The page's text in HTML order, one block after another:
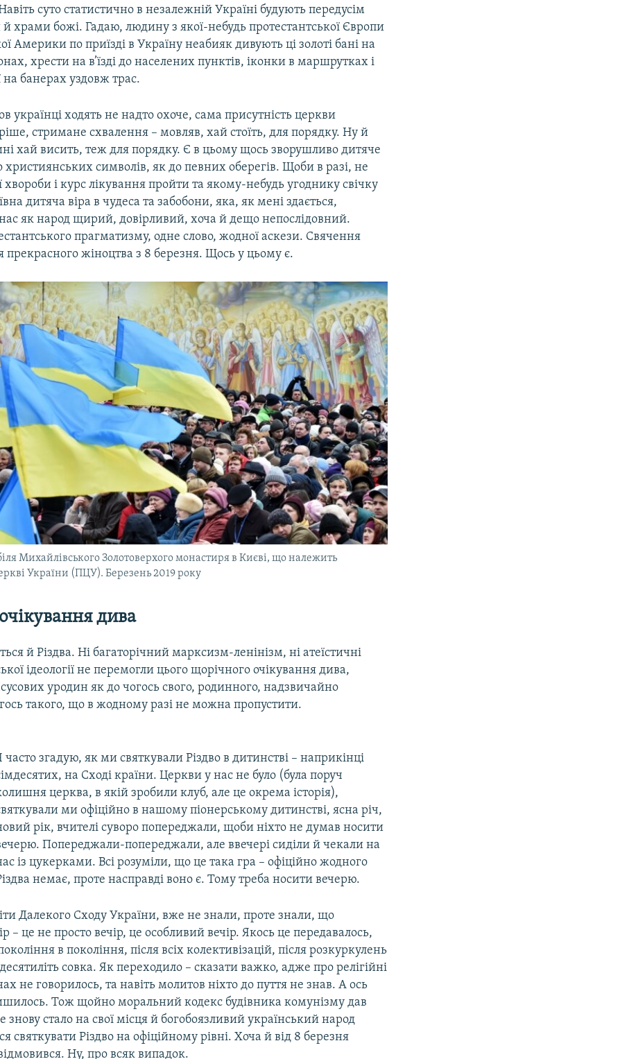
суто статистично в незалежній Україні будують передусім
храми божі. Гадаю, людину з якої-небудь протестантської Європи
Америки по приїзді в Україну неабияк дивують ці золоті бані на
хрести на в’їзді до населених пунктів, іконки в маршрутках і
на банерах уздовж трас.
українці ходять не надто охоче, сама присутність церкви
стримане схвалення – мовляв, хай стоїть, для порядку. Ну й
хай висить, теж для порядку. Є в цьому щось зворушливо дитяче
християнських символів, як до певних оберегів. Щоби в разі, не
і курс лікування пройти та якому-небудь угоднику свічку
дитяча віра в чудеса та забобони, яка, як мені здається,
як народ щирий, довірливий, хоча й дещо непослідовний.
прагматизму, одне слово, жодної аскези. Свячення
прекрасного жіноцтва з 8 березня. Щось у цьому є.
Михайлівського Золотоверхого монастиря в Києві, що належить
України (ПЦУ). Березень 2019 року
дива
й Різдва. Ні багаторічний марксизм-ленінізм, ні атеїстичні
ідеології не перемогли цього щорічного очікування дива,
уродин як до чогось свого, родинного, надзвичайно
такого, що в жодному разі не можна пропустити.
часто згадую, як ми святкували Різдво в дитинстві – наприкінці
на Сході країни. Церкви у нас не було (була поруч
церква, в якій зробили клуб, але це окрема історія),
ми офіційно в нашому піонерському дитинстві, ясна річ,
рік, вчителі суворо попереджали, щоби ніхто не думав носити
Попереджали-попереджали, але ввечері сиділи й чекали на
із цукерками. Всі розуміли, що це така гра – офіційно жодного
немає, проте насправді воно є. Тому треба носити вечерю.
Далекого Сходу України, вже не знали, проте знали, що
– це не просто вечір, це особливий вечір. Якось це передавалось,
в покоління, після всіх колективізацій, після розкуркулень
десятиліть совка. Як переходило – сказати важко, адже про релігійні
не говорилось, та навіть молитов ніхто до пуття не знав. А ось
Тож щойно моральний кодекс будівника комунізму дав
знову стало на свої місця й богобоязливий український народ
святкувати Різдво на офіційному рівні. Хоча й від 8 березня
Ну, про всяк випадок.